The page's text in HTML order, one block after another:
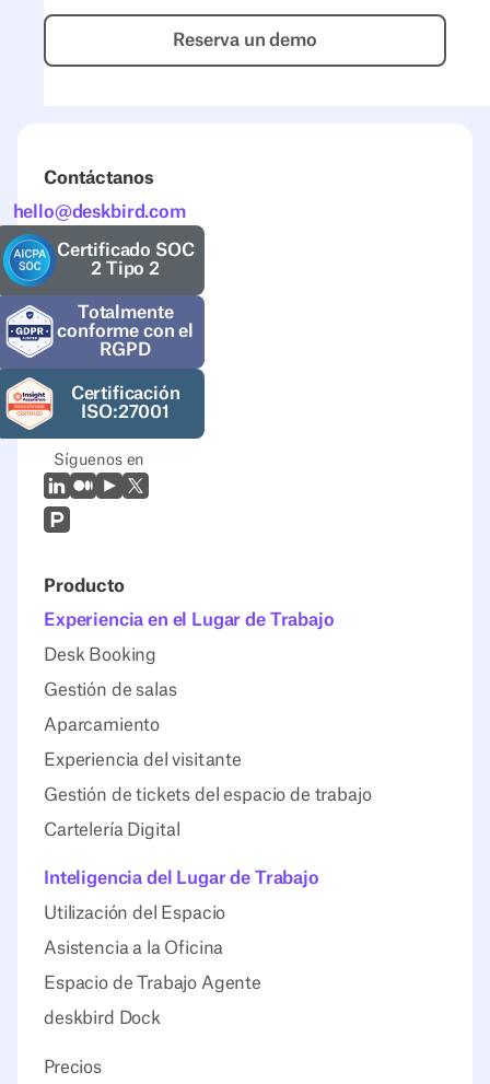
Reserva un demo
Contáctanos
hello@deskbird.com
Certificado SOC
2 Tipo 2
Totalmente
conforme con el
RGPD
Certificación
ISO:27001
Síguenos en
LinkedIn
Mediano
YoutubeX (Twitter)
Prodcut Hunt
Producto
Experiencia en el Lugar de Trabajo
Desk Booking
Gestión de salas
Aparcamiento
Experiencia del visitante
Gestión de tickets del espacio de trabajo
Cartelería Digital
Inteligencia del Lugar de Trabajo
Utilización del Espacio
Asistencia a la Oficina
Espacio de Trabajo Agente
deskbird Dock
Precios